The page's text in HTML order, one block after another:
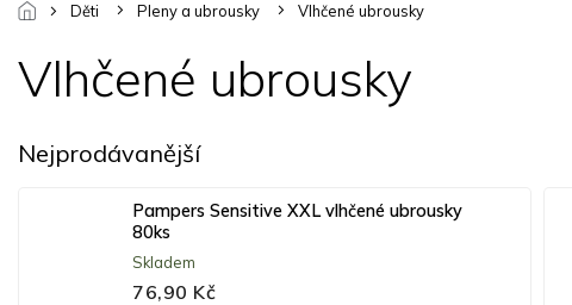
Děti Pleny a ubrousky Vlhčené ubrousky
Vlhčené ubrousky
Nejprodávanější
Pampers Sensitive XXL vlhčené ubrousky
80ks
Skladem
76,90 Kč